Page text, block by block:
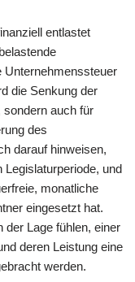
entlastet
Unternehmenssteuer
die Senkung der
sondern auch für
des
darauf hinweisen,
und
monatliche
eingesetzt hat.
der Lage fühlen, einer
deren Leistung eine
werden.